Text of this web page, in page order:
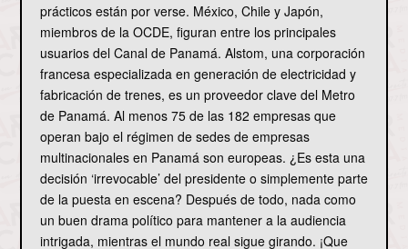
prácticos están por verse. México, Chile y Japón,
miembros de la OCDE, figuran entre los principales
usuarios del Canal de Panamá. Alstom, una corporación
francesa especializada en generación de electricidad y
fabricación de trenes, es un proveedor clave del Metro
de Panamá. Al menos 75 de las 182 empresas que
operan bajo el régimen de sedes de empresas
multinacionales en Panamá son europeas. ¿Es esta una
decisión ‘irrevocable’ del presidente o simplemente parte
de la puesta en escena? Después de todo, nada como
un buen drama político para mantener a la audiencia
intrigada, mientras el mundo real sigue girando. ¡Que